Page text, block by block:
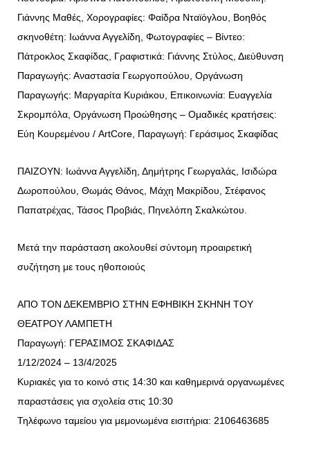
Γιάννης Μαθές, Χορογραφίες: Φαίδρα Νταϊόγλου, Βοηθός
σκηνοθέτη: Ιωάννα Αγγελίδη, Φωτογραφίες – Βίντεο:
Πάτροκλος Σκαφίδας, Γραφιστικά: Γιάννης Στύλος, Διεύθυνση
Παραγωγής: Αναστασία Γεωργοπούλου, Οργάνωση
Παραγωγής: Μαργαρίτα Κυριάκου, Επικοινωνία: Ευαγγελία
Σκρομπόλα, Οργάνωση Προώθησης – Ομαδικές κρατήσεις:
Εύη Κουρεμένου / ArtCore, Παραγωγή: Γεράσιμος Σκαφίδας
ΠΑΙΖΟΥΝ: Ιωάννα Αγγελίδη, Δημήτρης Γεωργαλάς, Ισιδώρα
Δωροπούλου, Θωμάς Θάνος, Μάχη Μακρίδου, Στέφανος
Παπατρέχας, Τάσος Προβιάς, Πηνελόπη Σκαλκώτου.
Μετά την παράσταση ακολουθεί σύντομη προαιρετική
συζήτηση με τους ηθοποιούς
ΑΠΟ ΤΟΝ ΔΕΚΕΜΒΡΙΟ ΣΤΗΝ ΕΦΗΒΙΚΗ ΣΚΗΝΗ ΤΟΥ
ΘΕΑΤΡΟΥ ΛΑΜΠΕΤΗ
Παραγωγή: ΓΕΡΑΣΙΜΟΣ ΣΚΑΦΙΔΑΣ
1/12/2024 – 13/4/2025
Κυριακές για το κοινό στις 14:30 και καθημερινά οργανωμένες
παραστάσεις για σχολεία στις 10:30
Τηλέφωνο ταμείου για μεμονωμένα εισιτήρια: 2106463685